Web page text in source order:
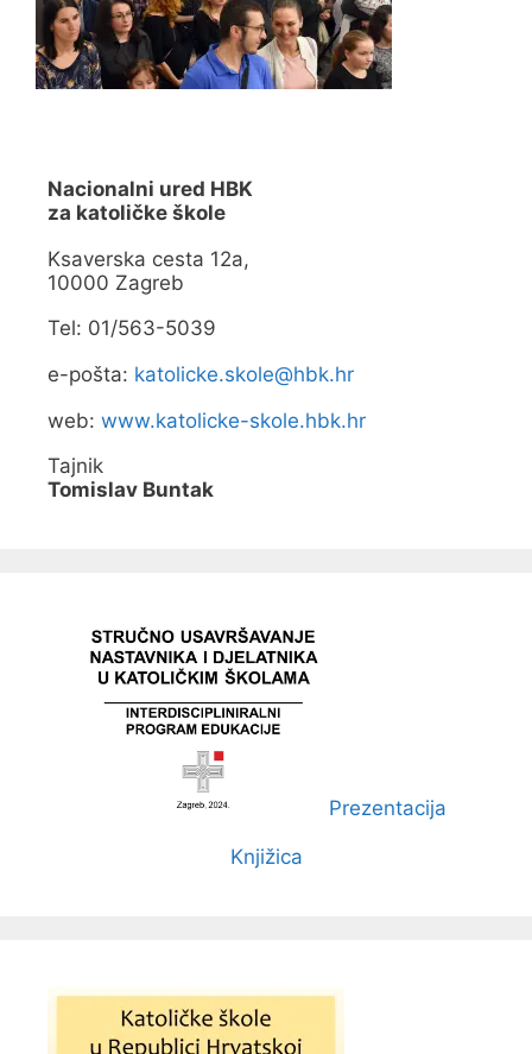
Nacionalni ured HBK
za katoličke škole
Ksaverska cesta 12a,
10000 Zagreb
Tel: 01/563-5039
e-pošta: katolicke.skole@hbk.hr
web: www.katolicke-skole.hbk.hr
Tajnik
Tomislav Buntak
Prezentacija
Knjižica